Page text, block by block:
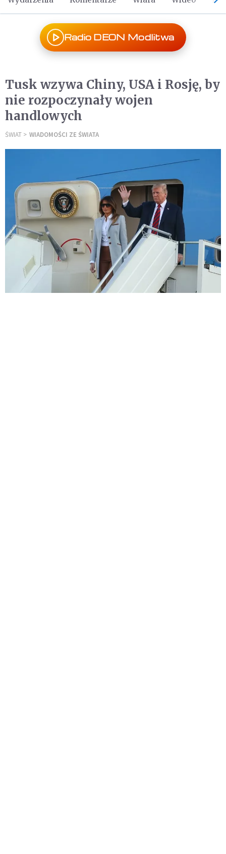
Radio DEON Modlitwa
Tusk wzywa Chiny, USA i Rosję, by
nie rozpoczynały wojen
handlowych
ŚWIAT WIADOMOŚCI ZE ŚWIATA